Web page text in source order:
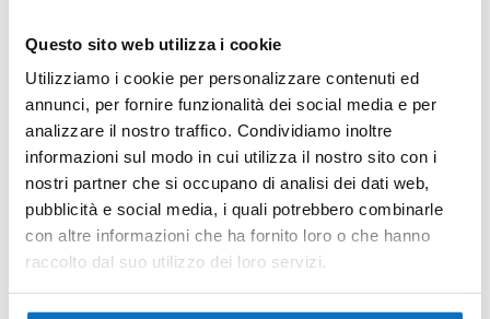
Questo sito web utilizza i cookie
Utilizziamo i cookie per personalizzare contenuti ed
annunci, per fornire funzionalità dei social media e per
analizzare il nostro traffico. Condividiamo inoltre
informazioni sul modo in cui utilizza il nostro sito con i
nostri partner che si occupano di analisi dei dati web,
pubblicità e social media, i quali potrebbero combinarle
con altre informazioni che ha fornito loro o che hanno
raccolto dal suo utilizzo dei loro servizi.
Cristallo attico ristrutturato con piscina
Via Ragusa, Duna Verde, Caorle, Venezia, Veneto,
30021, Italia
Appartamento
€280.000,00